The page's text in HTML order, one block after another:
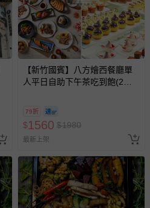
【新竹國賓】八方燴西餐廳單
人平日自助下午茶吃到飽(2張
79折
$1560 $1980
最新上架